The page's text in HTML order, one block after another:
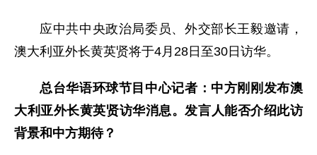
应中共中央政治局委员、外交部长王毅邀请，
澳大利亚外长黄英贤将于4月28日至30日访华。
总台华语环球节目中心记者：中方刚刚发布澳
大利亚外长黄英贤访华消息。发言人能否介绍此访
背景和中方期待？